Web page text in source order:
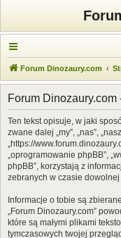
Forum Dinozaury.com
Forum
Ten tekst opisuje, w jaki
zwane dalej „my”, „nas”,
„https://
„oprogramowanie phpBB”,
phpBB”, korzystają z
zebranych w czasie
Informacje o tobie są
„Forum Dinozaury.com”
które są małymi plikami
tymczasowych twojej